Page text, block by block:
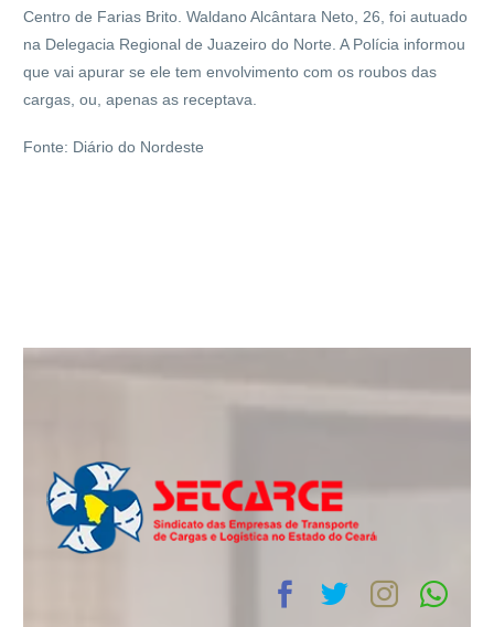
Centro de Farias Brito. Waldano Alcântara Neto, 26, foi autuado
na Delegacia Regional de Juazeiro do Norte. A Polícia informou
que vai apurar se ele tem envolvimento com os roubos das
cargas, ou, apenas as receptava.
Fonte: Diário do Nordeste